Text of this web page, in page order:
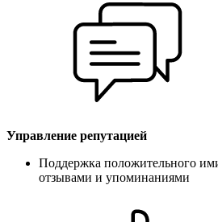
Управление репутацией
Поддержка положительного
отзывами и упоминаниями